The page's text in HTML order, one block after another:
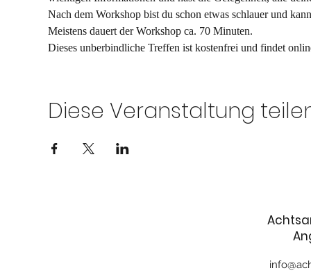
Nach dem Workshop bist du schon etwas schlauer und
Meistens dauert der Workshop ca. 70 Minuten.
Dieses unberbindliche Treffen ist kostenfrei und findet
Diese Veranstaltung